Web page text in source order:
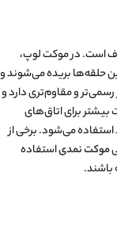
است. در موکت لوپ،
حلقه‌ها بریده می‌شوند و
و مقاوم‌تری دارد و
برای اتاق‌های
می‌شود. برخی از
موکت نمدیاستفاده
باشند.